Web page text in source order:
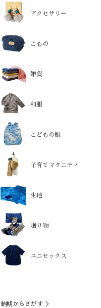
アクセサリー
こもの
雑貨
和服
こどもの服
子育てマタニティ
生地
贈り物
ユニセックス
納期からさがす ＞